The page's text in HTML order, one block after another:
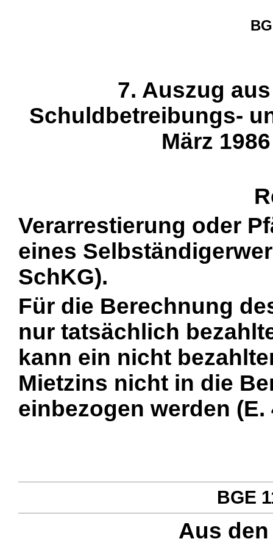
7. Auszug
Schuldbetreibungs-
März
Verarrestierung oder
eines
SchKG).
Für die Berechnung
nur tatsächlich
kann ein nicht
Mietzins nicht in die
einbezogen werden (E.
BGE
Aus